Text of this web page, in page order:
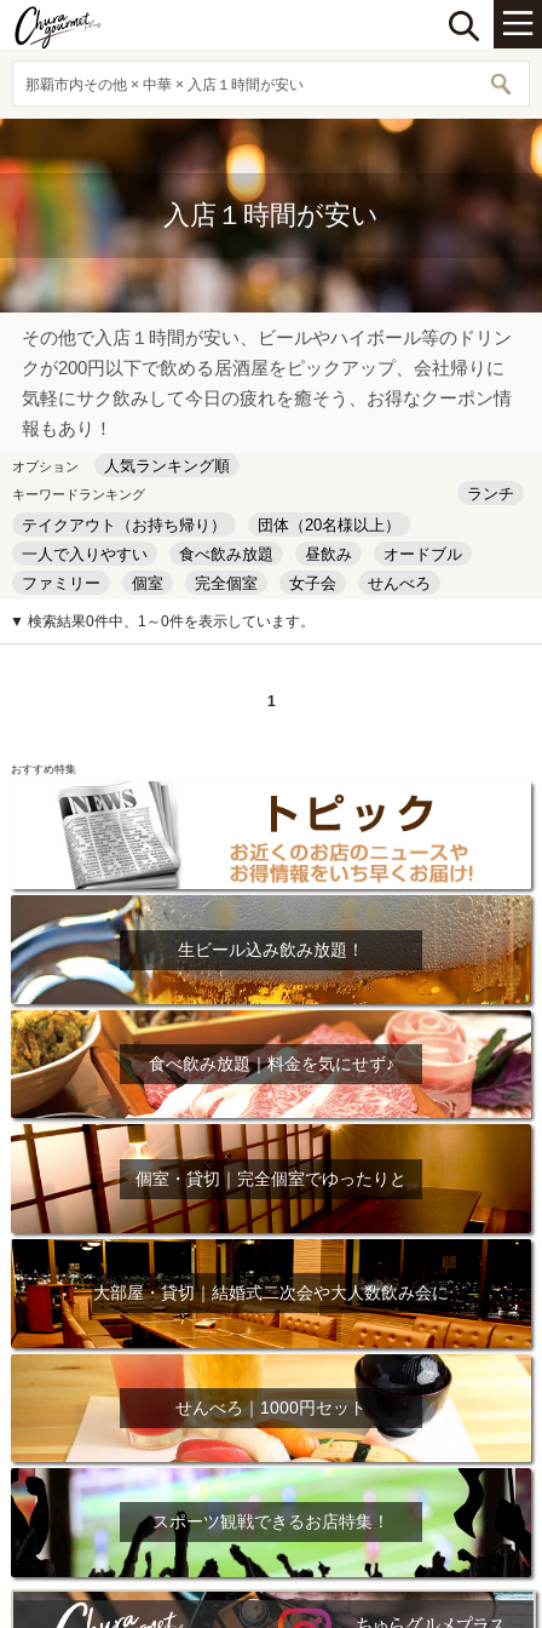
那覇市内その他 × 中華 × 入店１時間が安い
入店１時間が安い
その他で入店１時間が安い、ビールやハイボール等のドリン
クが200円以下で飲める居酒屋をピックアップ、会社帰りに
気軽にサク飲みして今日の疲れを癒そう、お得なクーポン情
報もあり！
オプション 人気ランキング順
キーワードランキング
ランチ
テイクアウト（お持ち帰り）
団体（20名様以上）
一人で入りやすい
食べ飲み放題 昼飲み
オードブル
ファミリー
個室 完全個室 女子会
せんべろ
キッズルーム
安い デート
▼ 検索結果0件中、1～0件を表示しています。
1
おすすめ特集
生ビール込み飲み放題！
食べ飲み放題｜料金を気にせず♪
個室・貸切｜完全個室でゆったりと
大部屋・貸切｜結婚式二次会や大人数飲み会に
せんべろ｜1000円セット
スポーツ観戦できるお店特集！